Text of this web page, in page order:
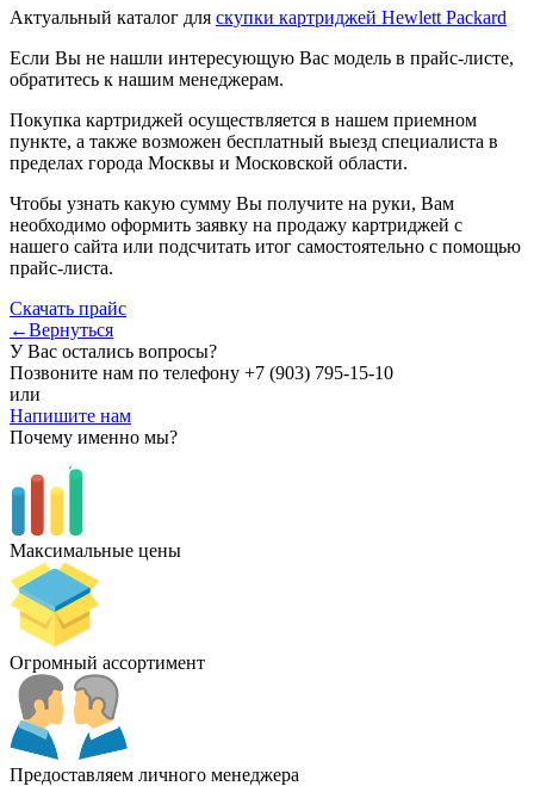
Актуальный каталог для скупки картриджей Hewlett Packard
Если Вы не нашли интересующую Вас модель в прайс-листе,
обратитесь к нашим менеджерам.
Покупка картриджей осуществляется в нашем приемном
пункте, а также возможен бесплатный выезд специалиста в
пределах города Москвы и Московской области.
Чтобы узнать какую сумму Вы получите на руки, Вам
необходимо оформить заявку на продажу картриджей с
нашего сайта или подсчитать итог самостоятельно с помощью
прайс-листа.
Скачать прайс
←Вернуться
У Вас остались вопросы?
Позвоните нам по телефону +7 (903) 795-15-10
или
Напишите нам
Почему именно мы?
Максимальные цены
Огромный ассортимент
Предоставляем личного менеджера